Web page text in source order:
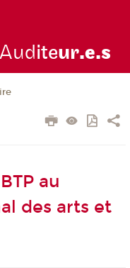
Auditeur.e.s
au
des arts et